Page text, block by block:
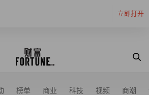
立即打开
榜单 商业 科技 视频 商潮